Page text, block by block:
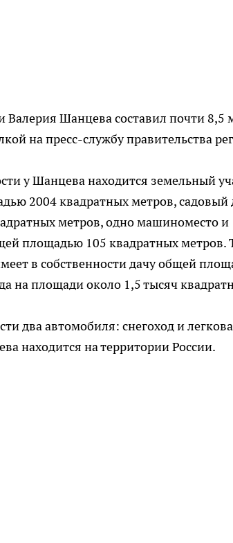
Валерия Шанцева составил почти 8,5
на пресс-службу правительства
у Шанцева находится земельный
2004 квадратных метров,
метров, одно машиноместо и
площадью 105 квадратных метров.
в собственности дачу общей
на площади около 1,5 тысяч
два автомобиля: снегоход и
находится на территории России.